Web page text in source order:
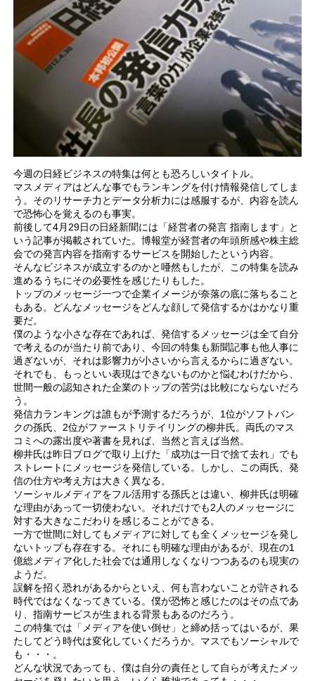
今週の日経ビジネスの特集は何とも恐ろしいタイトル。
マスメディアはどんな事でもランキングを付け情報発信してしま
う。そのリサーチ力とデータ分析力には感服するが、内容を読ん
で恐怖心を覚えるのも事実。
前後して4月29日の日経新聞には「経営者の発言 指南します」と
いう記事が掲載されていた。博報堂が経営者の年頭所感や株主総
会での発言内容を指南するサービスを開始したという内容。
そんなビジネスが成立するのかと唖然もしたが、この特集を読み
進めるうちにその必要性を感じたりもした。
トップのメッセージ一つで企業イメージが奈落の底に落ちること
もある。どんなメッセージをどんな顔して発信するかはかなり重
要だ。
僕のような小さな存在であれば、発信するメッセージは全て自分
で考えるのが当たり前であり、今回の特集も新聞記事も他人事に
過ぎないが、それは影響力が小さいから言えるからに過ぎない。
それでも、もっといい表現はできないものかと悩むわけだから、
世間一般の認知された企業のトップの苦労は比較にならないだろ
う。
発信力ランキングは誰もが予測するだろうが、1位がソフトバン
クの孫氏、2位がファーストリテイリングの柳井氏。両氏のマス
コミへの露出度や著書を見れば、当然と言えば当然。
柳井氏は昨日ブログで取り上げた「成功は一日で捨て去れ」でも
ストレートにメッセージを発信している。しかし、この両氏、発
信の仕方や考え方は大きく異なる。
ソーシャルメディアをフル活用する孫氏とは違い、柳井氏は明確
な理由があって一切使わない。それだけでも2人のメッセージに
対する大きなこだわりを感じることができる。
一方で世間に対してもメディアに対しても全くメッセージを発し
ないトップも存在する。それにも明確な理由があるが、現在の1
億総メディア化した社会では通用しなくなりつつあるのも現実の
ようだ。
誤解を招く恐れがあるからといえ、何も言わないことが許される
時代ではなくなってきている。僕が恐怖と感じたのはその点であ
り、指南サービスが生まれる背景もあるのだろう。
この特集では「メディアを使い倒せ」と締め括ってはいるが、果
たしてどう時代は変化していくだろうか。マスでもソーシャルで
も・・・。
どんな状況であっても、僕は自分の責任として自らが考えたメッ